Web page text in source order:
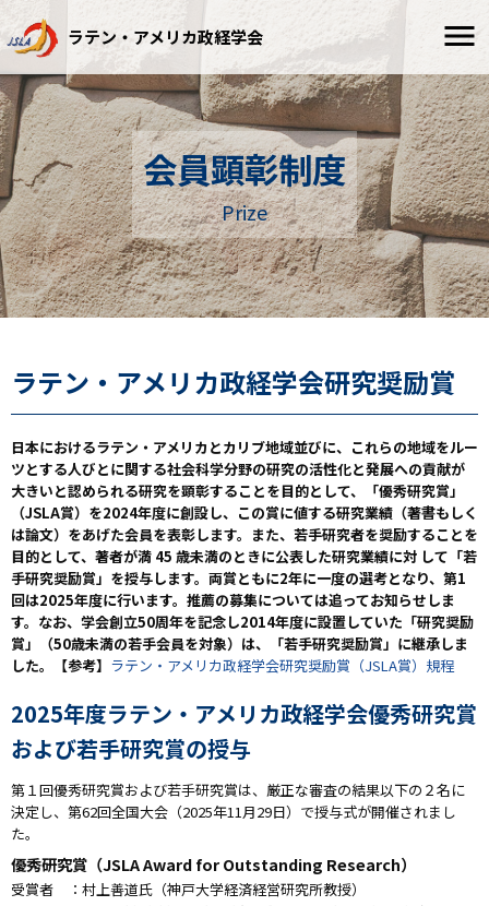
ラテン・アメリカ政経学会
会員顕彰制度
Prize
ラテン・アメリカ政経学会研究奨励賞
日本におけるラテン・アメリカとカリブ地域並びに、これらの地域をルー
ツとする人びとに関する社会科学分野の研究の活性化と発展への貢献が
大きいと認められる研究を顕彰することを目的として、「優秀研究賞」
（JSLA賞）を2024年度に創設し、この賞に値する研究業績（著書もしく
は論文）をあげた会員を表彰します。また、若手研究者を奨励することを
目的として、著者が満 45 歳未満のときに公表した研究業績に対 して「若
手研究奨励賞」を授与します。両賞ともに2年に一度の選考となり、第1
回は2025年度に行います。推薦の募集については追ってお知らせしま
す。なお、学会創立50周年を記念し2014年度に設置していた「研究奨励
賞」（50歳未満の若手会員を対象）は、「若手研究奨励賞」に継承しま
した。【参考】 ラテン・アメリカ政経学会研究奨励賞（JSLA賞）規程
2025年度ラテン・アメリカ政経学会優秀研究賞
および若手研究賞の授与
第１回優秀研究賞および若手研究賞は、厳正な審査の結果以下の２名に
決定し、第62回全国大会（2025年11月29日）で授与式が開催されまし
た。
優秀研究賞（JSLA Award for Outstanding Research）
受賞者 ：村上善道氏（神戸大学経済経営研究所教授）